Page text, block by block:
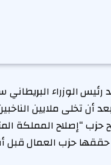
رئيس الوزراء
أن تخلى ملايين
“إصلاح المملكة
حققها حزب العمال